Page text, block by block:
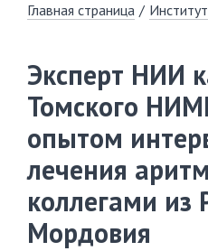
Главная страница / Институт
Эксперт НИИ
Томского
опытом
лечения
коллегами из
Мордовия